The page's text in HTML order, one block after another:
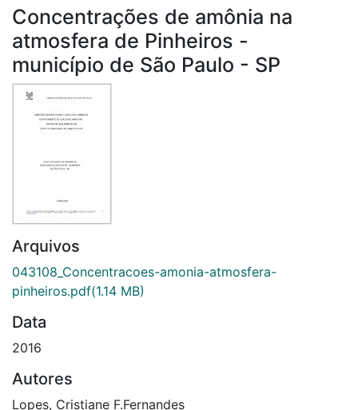
Repositório
Doações/Aquisições
Fale Conosco
Concentrações de amônia na
atmosfera de Pinheiros -
município de São Paulo - SP
Arquivos
043108_Concentracoes-amonia-atmosfera-
pinheiros.pdf(1.14 MB)
Data
2016
Autores
Lopes, Cristiane F.Fernandes